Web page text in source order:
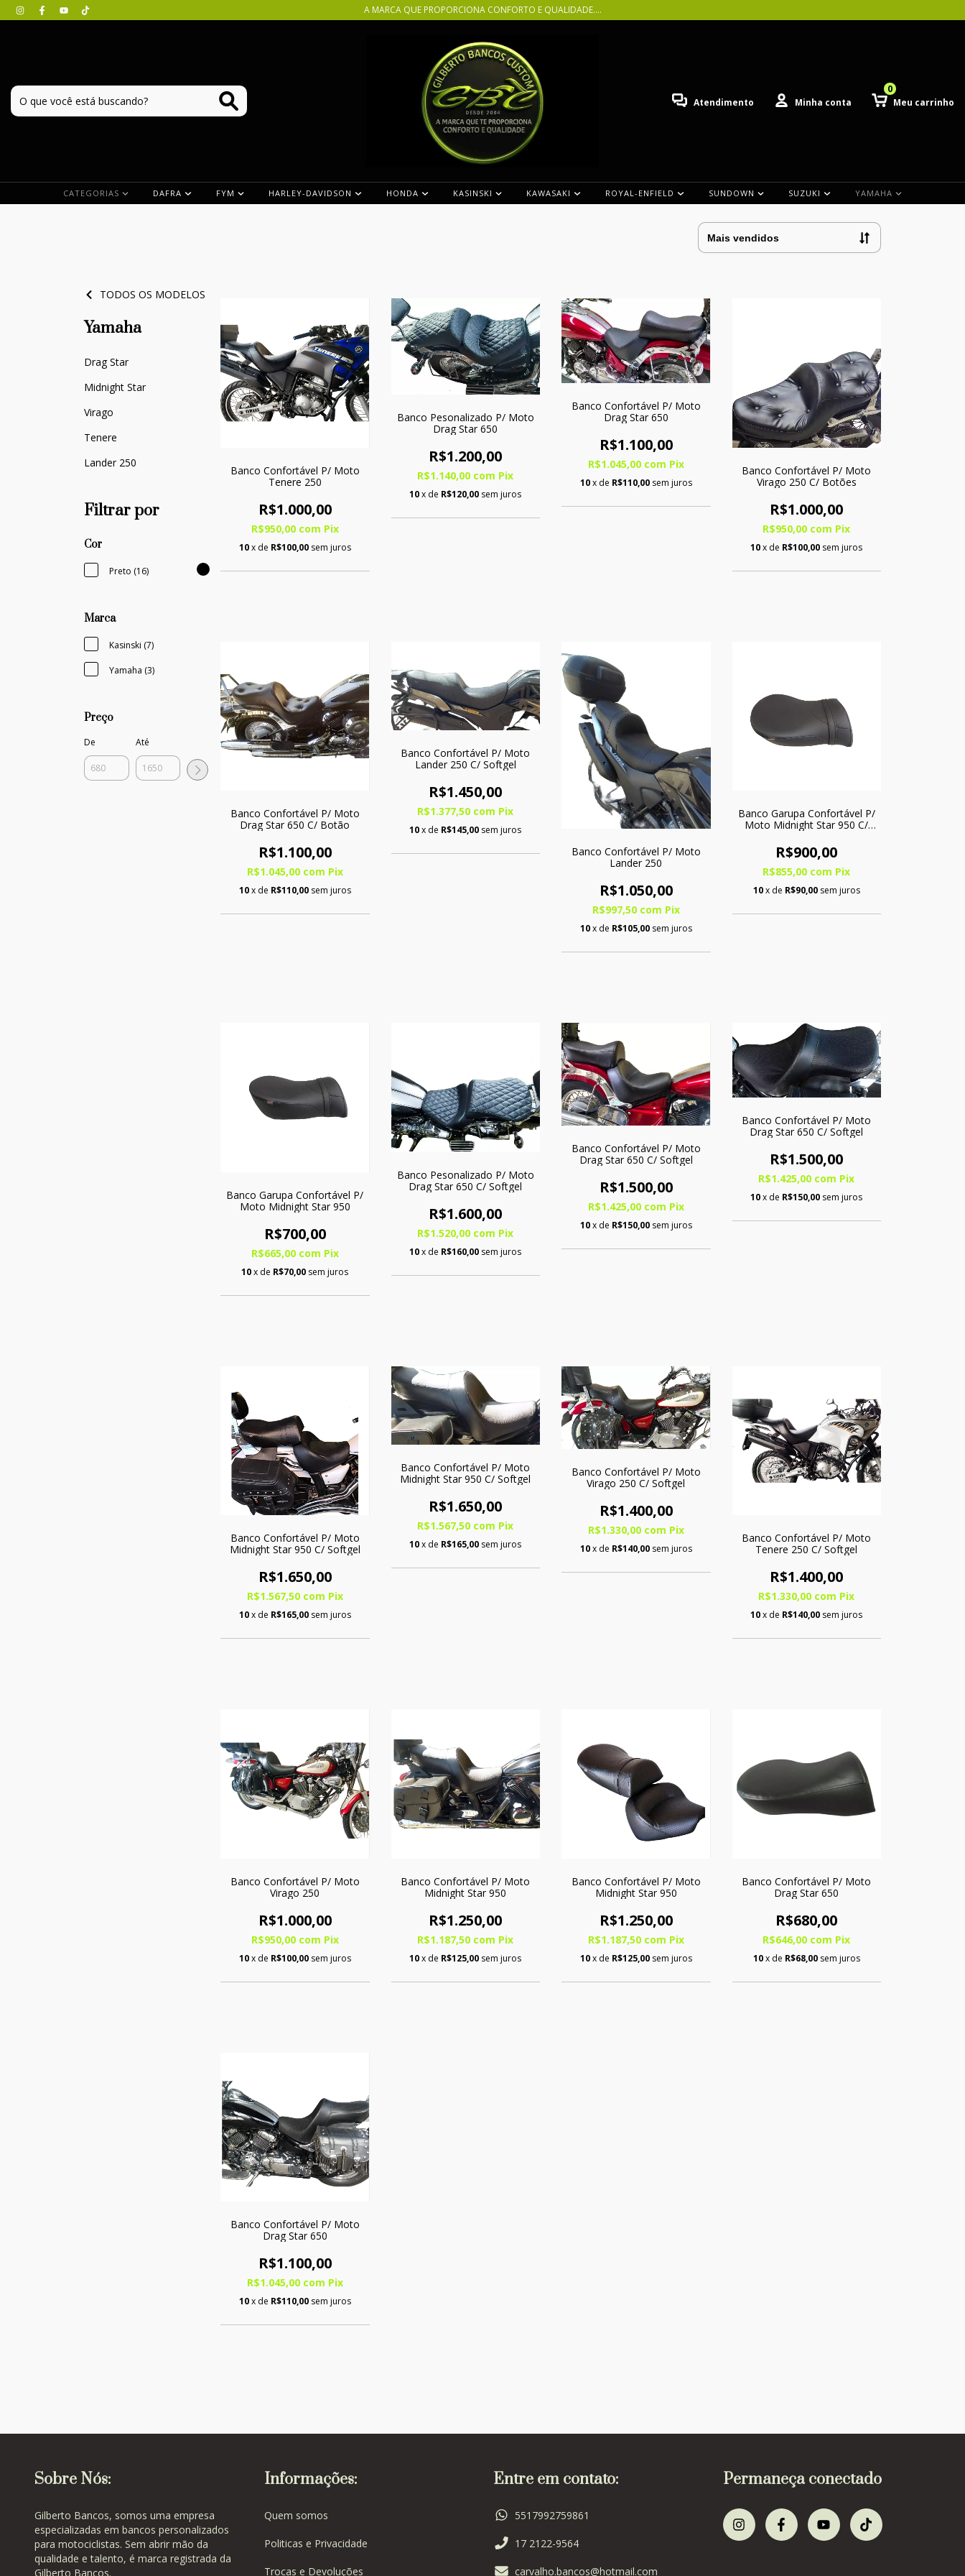
A MARCA QUE PROPORCIONA CONFORTO E QUALIDADE....
Atendimento Minha conta Meu carrinho
0
CATEGORIAS DAFRA FYM HARLEY-DAVIDSON HONDA KASINSKI KAWASAKI ROYAL-ENFIELD SUNDOWN SUZUKI YAMAHA
TODOS OS MODELOS
Yamaha
Drag Star
Midnight Star
Virago
Tenere
Lander 250
Filtrar por
Cor
Preto (16)
Marca
Kasinski (7)
Yamaha (3)
Preço
De Até
Banco Confortável P/ Moto
Tenere 250
R$1.000,00
R$950,00 com Pix
10x de R$100,00 sem juros
Banco Pesonalizado P/ Moto
Drag Star 650
R$1.200,00
R$1.140,00 com Pix
10x de R$120,00 sem juros
Banco Confortável P/ Moto
Drag Star 650
R$1.100,00
R$1.045,00 com Pix
10x de R$110,00 sem juros
Banco Confortável P/ Moto
Virago 250 C/ Botões
R$1.000,00
R$950,00 com Pix
10x de R$100,00 sem juros
Banco Confortável P/ Moto
Drag Star 650 C/ Botão
R$1.100,00
R$1.045,00 com Pix
10x de R$110,00 sem juros
Banco Confortável P/ Moto
Lander 250 C/ Softgel
R$1.450,00
R$1.377,50 com Pix
10x de R$145,00 sem juros
Banco Confortável P/ Moto
Lander 250
R$1.050,00
R$997,50 com Pix
10x de R$105,00 sem juros
Banco Garupa Confortável P/
Moto Midnight Star 950 C/
R$900,00
R$855,00 com Pix
10x de R$90,00 sem juros
Banco Garupa Confortável P/
Moto Midnight Star 950
R$700,00
R$665,00 com Pix
10x de R$70,00 sem juros
Banco Pesonalizado P/ Moto
Drag Star 650 C/ Softgel
R$1.600,00
R$1.520,00 com Pix
10x de R$160,00 sem juros
Banco Confortável P/ Moto
Drag Star 650 C/ Softgel
R$1.500,00
R$1.425,00 com Pix
10x de R$150,00 sem juros
Banco Confortável P/ Moto
Drag Star 650 C/ Softgel
R$1.500,00
R$1.425,00 com Pix
10x de R$150,00 sem juros
Banco Confortável P/ Moto
Midnight Star 950 C/ Softgel
R$1.650,00
R$1.567,50 com Pix
10x de R$165,00 sem juros
Banco Confortável P/ Moto
Midnight Star 950 C/ Softgel
R$1.650,00
R$1.567,50 com Pix
10x de R$165,00 sem juros
Banco Confortável P/ Moto
Virago 250 C/ Softgel
R$1.400,00
R$1.330,00 com Pix
10x de R$140,00 sem juros
Banco Confortável P/ Moto
Tenere 250 C/ Softgel
R$1.400,00
R$1.330,00 com Pix
10x de R$140,00 sem juros
Banco Confortável P/ Moto
Virago 250
R$1.000,00
R$950,00 com Pix
10x de R$100,00 sem juros
Banco Confortável P/ Moto
Midnight Star 950
R$1.250,00
R$1.187,50 com Pix
10x de R$125,00 sem juros
Banco Confortável P/ Moto
Midnight Star 950
R$1.250,00
R$1.187,50 com Pix
10x de R$125,00 sem juros
Banco Confortável P/ Moto
Drag Star 650
R$680,00
R$646,00 com Pix
10x de R$68,00 sem juros
Banco Confortável P/ Moto
Drag Star 650
R$1.100,00
R$1.045,00 com Pix
10x de R$110,00 sem juros
Sobre Nós:
Gilberto Bancos, somos uma empresa
especializadas em bancos personalizados
para motociclistas. Sem abrir mão da
qualidade e talento, é marca registrada da
Gilberto Bancos.
Informações:
Quem somos
Politicas e Privacidade
Trocas e Devoluções
Entre em contato:
5517992759861
17 2122-9564
carvalho.bancos@hotmail.com
Permaneça conectado